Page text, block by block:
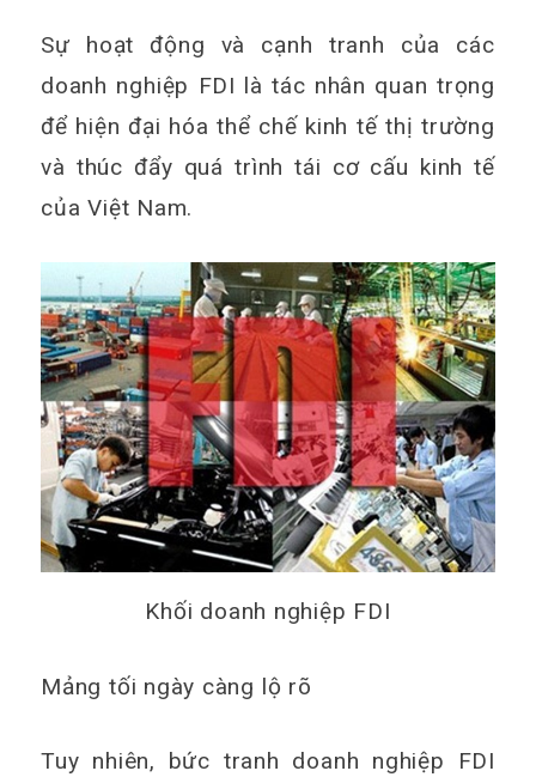
Sự hoạt động và cạnh tranh của các
doanh nghiệp FDI là tác nhân quan trọng
để hiện đại hóa thể chế kinh tế thị trường
và thúc đẩy quá trình tái cơ cấu kinh tế
của Việt Nam.
Khối doanh nghiệp FDI
Mảng tối ngày càng lộ rõ
Tuy nhiên, bức tranh doanh nghiệp FDI